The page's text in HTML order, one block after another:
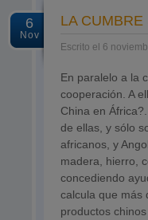
6
Nov
LA
Escrito el 6
En paralelo a la
cooperación. A
China en
de ellas, y sólo
africanos, y
madera, hierro,
concediendo
calcula que más
productos